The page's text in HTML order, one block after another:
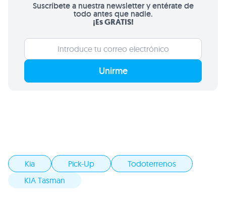
Suscríbete a nuestra newsletter y entérate de
todo antes que nadie.
¡Es GRATIS!
Unirme
Kia Pick-Up
Todoterrenos
KIA Tasman